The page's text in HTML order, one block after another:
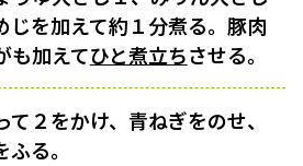
じを加えて約１分煮る。豚肉
も加えてひと煮立ちさせる。
２をかけ、青ねぎをのせ、
る。